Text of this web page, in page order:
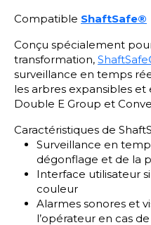
Compatible ShaftSafe®
Conçu spécialement
transformation,
surveillance en temps
les arbres expansibles
Double E Group et
Caractéristiques de
Surveillance en
dégonflage et de la
Interface utilisateur
couleur
Alarmes sonores et
l’opérateur en cas